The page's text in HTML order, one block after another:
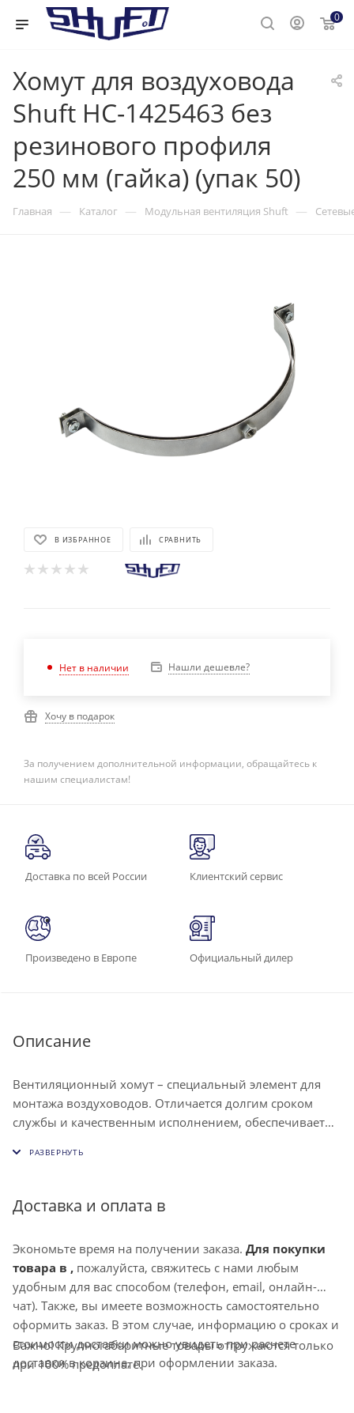
0
Хомут для воздуховода
Shuft НС-1425463 без
резинового профиля
250 мм (гайка) (упак 50)
Главная — Каталог — Модульная вентиляция Shuft —
В ИЗБРАННОЕ СРАВНИТЬ
Нет в наличии Нашли дешевле?
Хочу в подарок
За получением дополнительной информации, обращайтесь к
нашим специалистам!
Доставка по всей России Клиентский сервис
Произведено в Европе Официальный дилер
Описание
Вентиляционный хомут – специальный элемент для
монтажа воздуховодов. Отличается долгим сроком
службы и качественным исполнением, обеспечивает
изолированных каналов системы вентиляции.
Доставка и оплата в
Экономьте время на получении заказа. Для покупки
товара в , пожалуйста, свяжитесь с нами любым
удобным для вас способом (телефон, email, онлайн-
чат). Также, вы имеете возможность самостоятельно
оформить заказ. В этом случае, информацию о сроках и
стоимости доставки можно увидеть при расчете
доставки в корзине, при оформлении заказа.
Важно! Крупногабаритные товары отгружаются только
при 100% предоплате.